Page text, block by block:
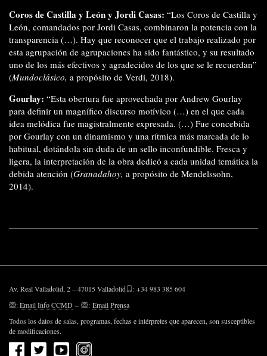
Coros de Castilla y León y Jordi Casas: “Los Coros de Castilla y
León, comandados por Jordi Casas, combinaron la potencia con la
transparencia (…). Hay que reconocer que el trabajo realizado por
esta agrupación de agrupaciones ha sido fantástico, y su resultado
uno de los más efectivos y agradecidos de los que se le recuerdan”
(Mundoclásico, a propósito de Verdi, 2018).
Gourlay: “Esta obertura fue aprovechada por Andrew Gourlay
para definir un magnífico discurso motívico (…) en el que cada
idea melódica fue magistralmente expresada. (…) Fue concebida
por Gourlay con un dinamismo y una rítmica más marcada de lo
habitual, dotándola sin duda de un sello inconfundible. Fresca y
ligera, la interpretación de la obra dedicó a cada unidad temática la
debida atención (Granadahoy, a propósito de Mendelssohn,
2014).
Av. Real Valladolid, 2 – 47015 Valladolid
: +34 983 385 604
:Email Info CCMD – : Email Prensa
Todos los datos de salas, programas, fechas e intérpretes que aparecen, son susceptibles
de modificaciones.